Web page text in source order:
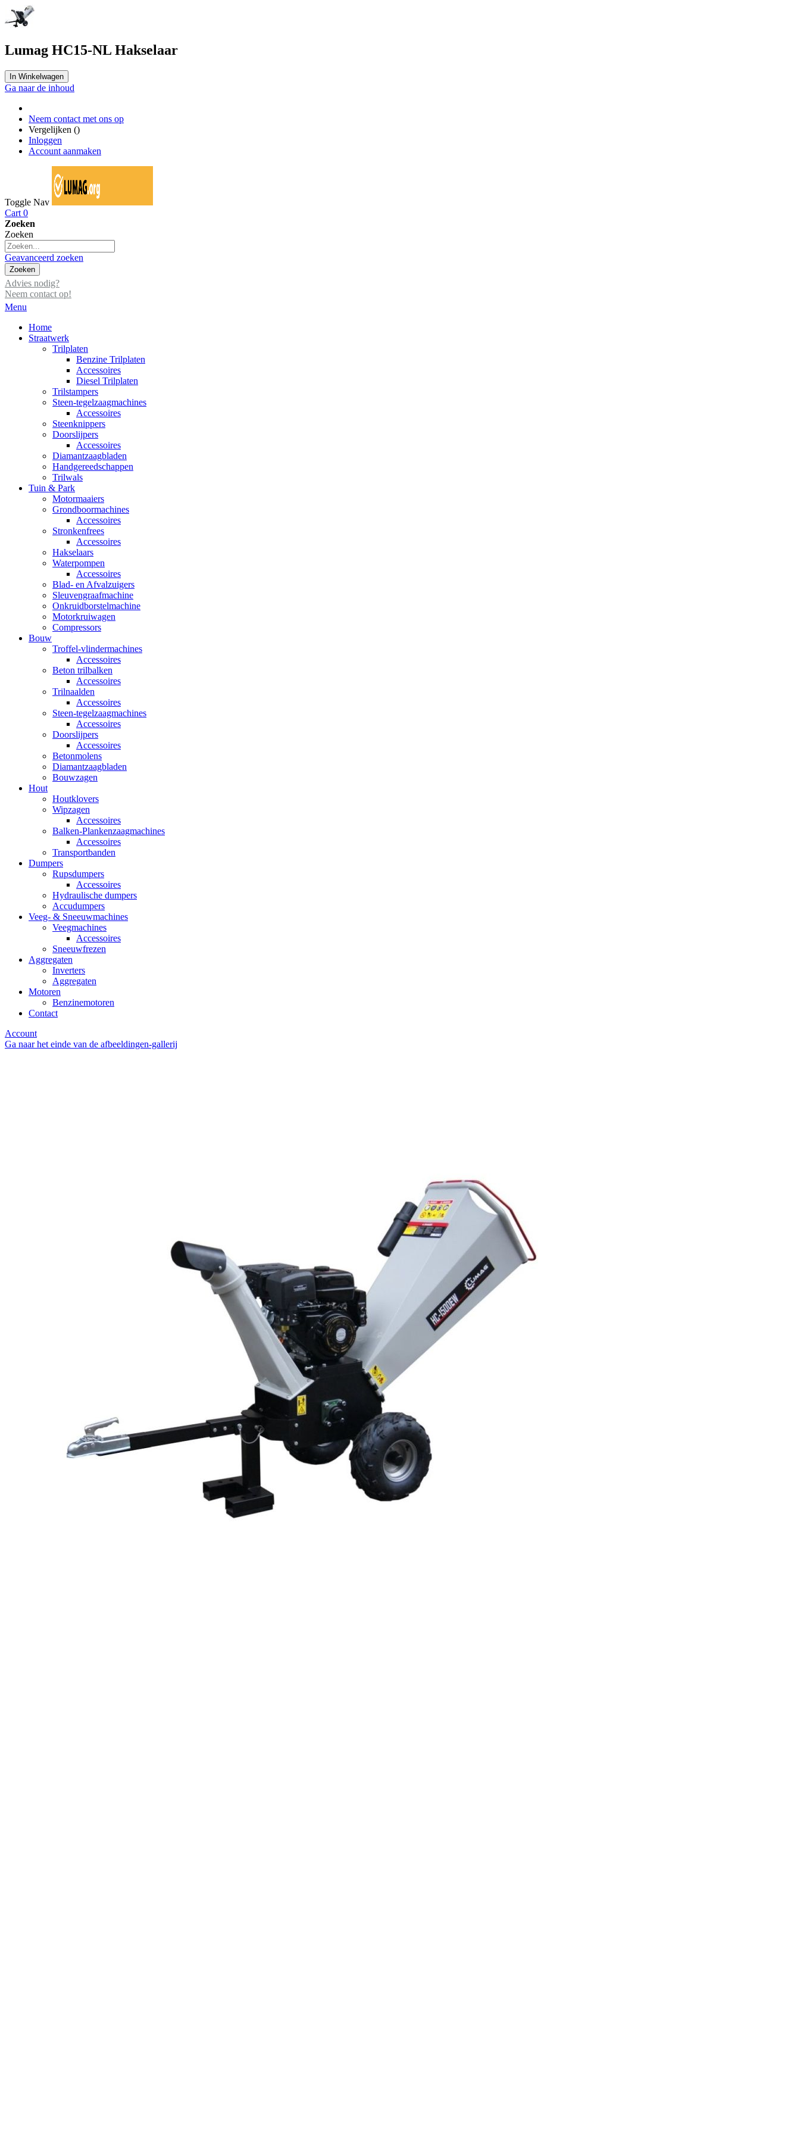
Lumag HC15-NL Hakselaar
In Winkelwagen
Ga naar de inhoud
Neem contact met ons op
Vergelijken ()
Inloggen
Account aanmaken
Toggle Nav
Cart 0
Zoeken
Zoeken
Geavanceerd zoeken
Zoeken
Advies nodig?
Neem contact op!
Menu
Home
Straatwerk
Trilplaten
Benzine Trilplaten
Accessoires
Diesel Trilplaten
Trilstampers
Steen-tegelzaagmachines
Accessoires
Steenknippers
Doorslijpers
Accessoires
Diamantzaagbladen
Handgereedschappen
Trilwals
Tuin & Park
Motormaaiers
Grondboormachines
Accessoires
Stronkenfrees
Accessoires
Hakselaars
Waterpompen
Accessoires
Blad- en Afvalzuigers
Sleuvengraafmachine
Onkruidborstelmachine
Motorkruiwagen
Compressors
Bouw
Troffel-vlindermachines
Accessoires
Beton trilbalken
Accessoires
Trilnaalden
Accessoires
Steen-tegelzaagmachines
Accessoires
Doorslijpers
Accessoires
Betonmolens
Diamantzaagbladen
Bouwzagen
Hout
Houtklovers
Wipzagen
Accessoires
Balken-Plankenzaagmachines
Accessoires
Transportbanden
Dumpers
Rupsdumpers
Accessoires
Hydraulische dumpers
Accudumpers
Veeg- & Sneeuwmachines
Veegmachines
Accessoires
Sneeuwfrezen
Aggregaten
Inverters
Aggregaten
Motoren
Benzinemotoren
Contact
Account
Ga naar het einde van de afbeeldingen-gallerij